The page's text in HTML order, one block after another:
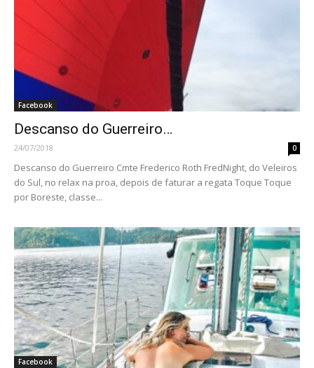
Facebook
Descanso do Guerreiro…
24/07/2018 0
Descanso do Guerreiro Cmte Frederico Roth FredNight, do Veleiros
do Sul, no relax na proa, depois de faturar a regata Toque Toque
por Boreste, classe...
Facebook